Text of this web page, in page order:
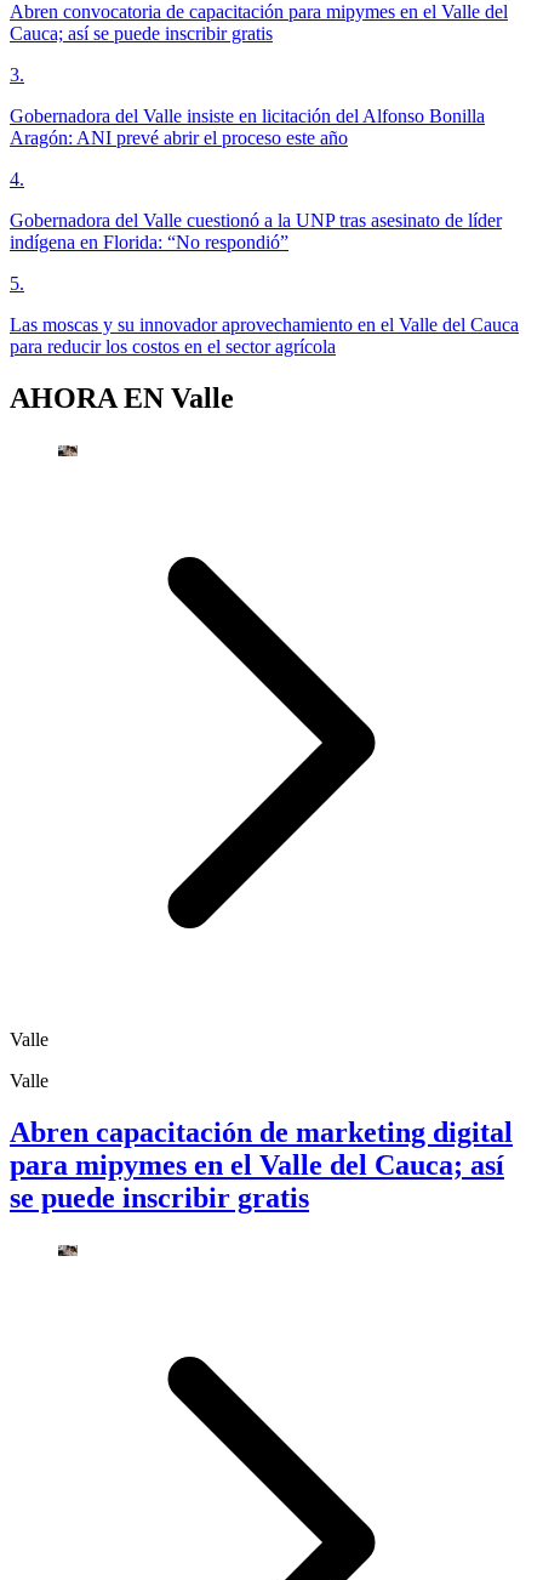
Abren convocatoria de capacitación para mipymes en el Valle del
Cauca; así se puede inscribir gratis
3.
Gobernadora del Valle insiste en licitación del Alfonso Bonilla
Aragón: ANI prevé abrir el proceso este año
4.
Gobernadora del Valle cuestionó a la UNP tras asesinato de líder
indígena en Florida: “No respondió”
5.
Las moscas y su innovador aprovechamiento en el Valle del Cauca
para reducir los costos en el sector agrícola
AHORA EN Valle
Valle
Valle
Abren capacitación de marketing digital
para mipymes en el Valle del Cauca; así
se puede inscribir gratis